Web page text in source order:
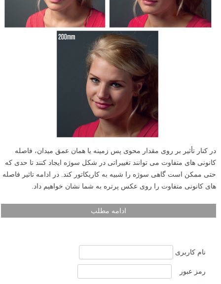
در کنار تأثیر بر روی مقدار محوی پس زمینه یا همان عمق میدان، فاصله
کانونی های متفاوت می توانند تغییراتی در شکل سوژه ایجاد کنند تا حدی که
حتی ممکن است گاهی سوژه را شبیه به کاریکاتور کند. در ادامه تاثیر فاصله
های کانونی متفاوت را روی عکس پرتره به شما نشان خواهیم داد.
ادامه مطلب
نام کاربری
رمز عبور